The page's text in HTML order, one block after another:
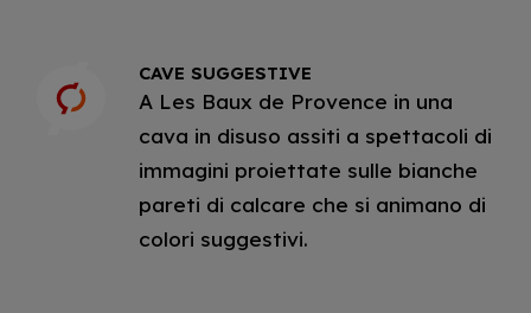
CAVE SUGGESTIVE
A Les Baux de Provence in una
cava in disuso assiti a spettacoli di
immagini proiettate sulle bianche
pareti di calcare che si animano di
colori suggestivi.